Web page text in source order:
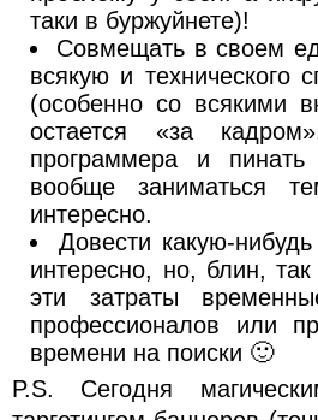
таки в буржуйнете)!
Совмещать в своем
всякую и технического
(особенно со всякими
остается «за
программера и
вообще заниматься
интересно.
Довести какую-
интересно, но, блин,
эти затраты
профессионалов или
времени на поиски 🙂
P.S. Сегодня